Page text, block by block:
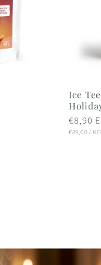
Ice
Preis
€8,90
€89,00 / KG